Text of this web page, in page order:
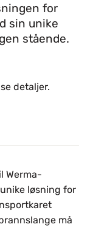
for
sin unike
stående.
detaljer.
Werma-
løsning for
må